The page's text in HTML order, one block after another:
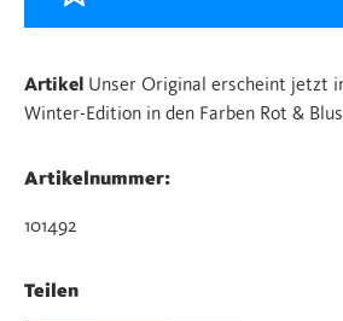
Artikel Unser Original erscheint jetzt
Winter-Edition in den Farben Rot &
Artikelnummer:
101492
Teilen